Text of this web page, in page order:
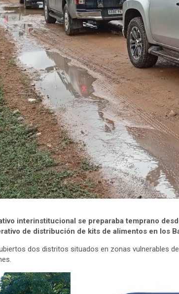
interinstitucional se preparaba temprano
de distribución de kits de alimentos en los
dos distritos situados en zonas vulnerables